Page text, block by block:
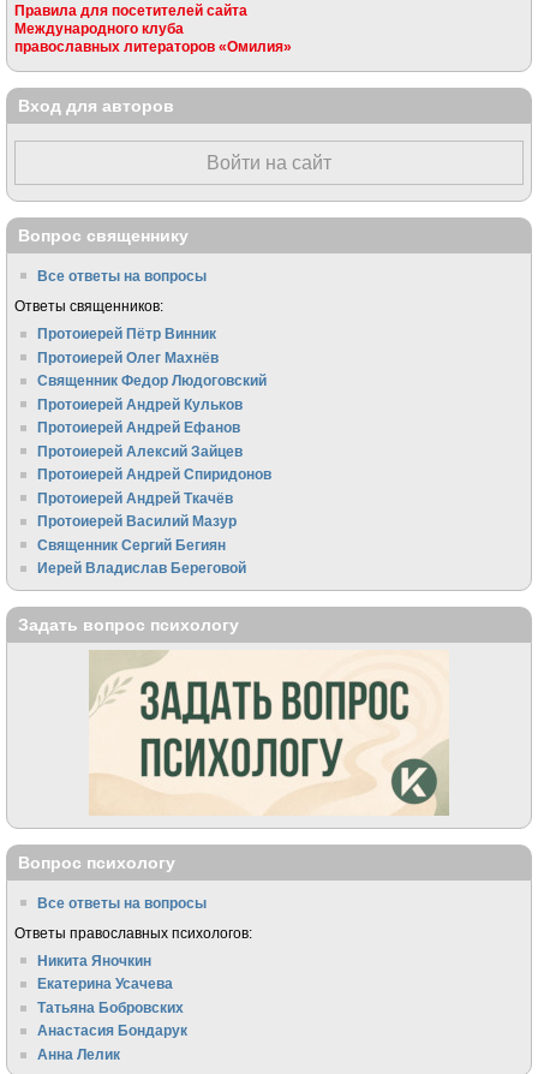
Правила для посетителей сайта
Международного клуба
православных литераторов «Омилия»
Вход для авторов
Войти на сайт
Вопрос священнику
Все ответы на вопросы
Ответы священников:
Протоиерей Пётр Винник
Протоиерей Олег Махнёв
Священник Федор Людоговский
Протоиерей Андрей Кульков
Протоиерей Андрей Ефанов
Протоиерей Алексий Зайцев
Протоиерей Андрей Спиридонов
Протоиерей Андрей Ткачёв
Протоиерей Василий Мазур
Священник Сергий Бегиян
Иерей Владислав Береговой
Задать вопрос психологу
Вопрос психологу
Все ответы на вопросы
Ответы православных психологов:
Никита Яночкин
Екатерина Усачева
Татьяна Бобровских
Анастасия Бондарук
Анна Лелик